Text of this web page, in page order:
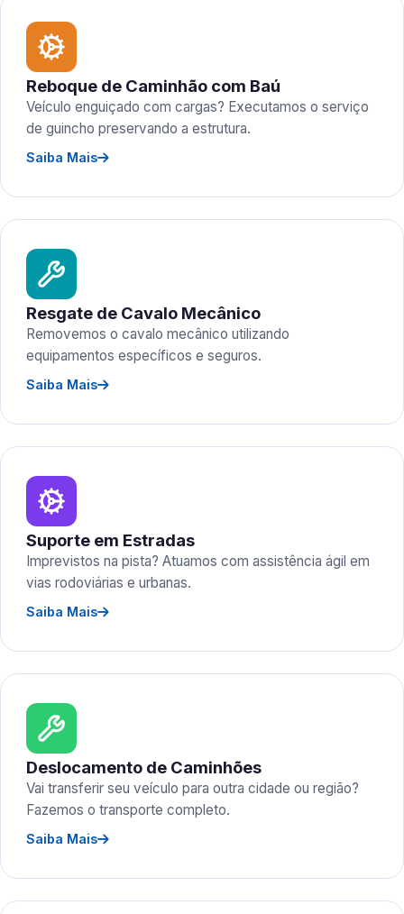
Reboque de Caminhão com Baú
Veículo enguiçado com cargas? Executamos o serviço
de guincho preservando a estrutura.
Saiba Mais
Resgate de Cavalo Mecânico
Removemos o cavalo mecânico utilizando
equipamentos específicos e seguros.
Saiba Mais
Suporte em Estradas
Imprevistos na pista? Atuamos com assistência ágil em
vias rodoviárias e urbanas.
Saiba Mais
Deslocamento de Caminhões
Vai transferir seu veículo para outra cidade ou região?
Fazemos o transporte completo.
Saiba Mais